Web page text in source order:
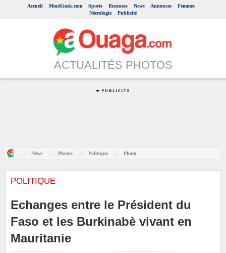
Accueil MonKiosk.com Sports Business News Annonces
Femmes
Nécrologie
Publicité
ACTUALITÉS PHOTOS
News Photos Politique Photo
POLITIQUE
Echanges entre le Président du
Faso et les Burkinabè vivant en
Mauritanie